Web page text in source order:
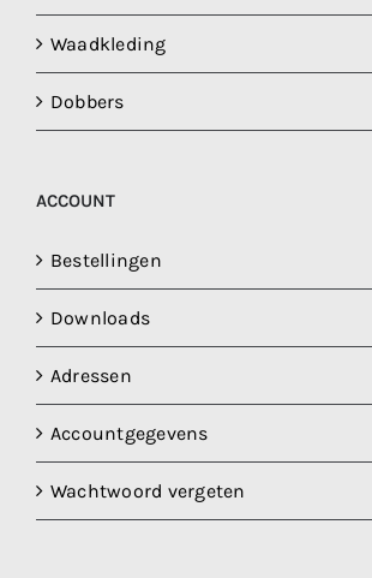
Waadkleding
Dobbers
ACCOUNT
Bestellingen
Downloads
Adressen
Accountgegevens
Wachtwoord vergeten